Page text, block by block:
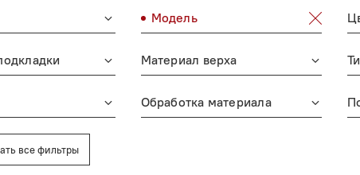
Модель
Материал верха
Обработка материала
все фильтры